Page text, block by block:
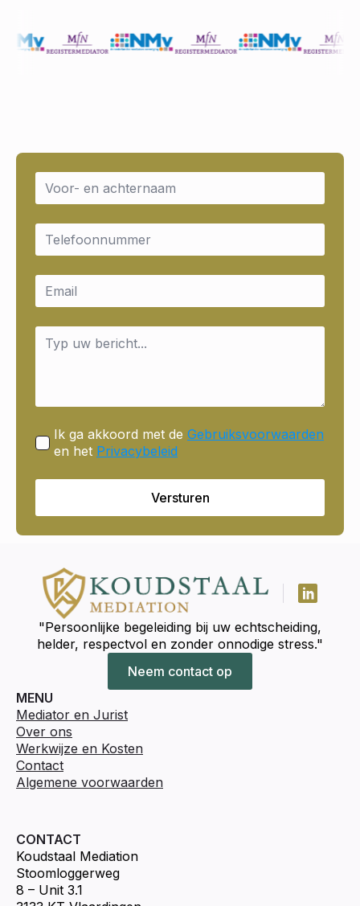
Name
Email
Email
Message
Ik ga akkoord met de Gebruiksvoorwaarden
en het Privacybeleid
Versturen
"Persoonlijke begeleiding bij uw echtscheiding,
helder, respectvol en zonder onnodige stress."
Neem contact op
MENU
Mediator en Jurist
Over ons
Werkwijze en Kosten
Contact
Algemene voorwaarden
CONTACT
Koudstaal Mediation
Stoomloggerweg
8 – Unit 3.1